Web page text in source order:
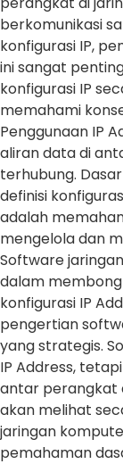
berkomunikasi
konfigurasi IP,
ini sangat
konfigurasi IP
memahami
Penggunaan IP
aliran data di
terhubung.
definisi
adalah
mengelola dan
Software
dalam
konfigurasi IP
pengertian
yang strategis.
IP Address,
antar perangkat
akan melihat
jaringan
pemahaman